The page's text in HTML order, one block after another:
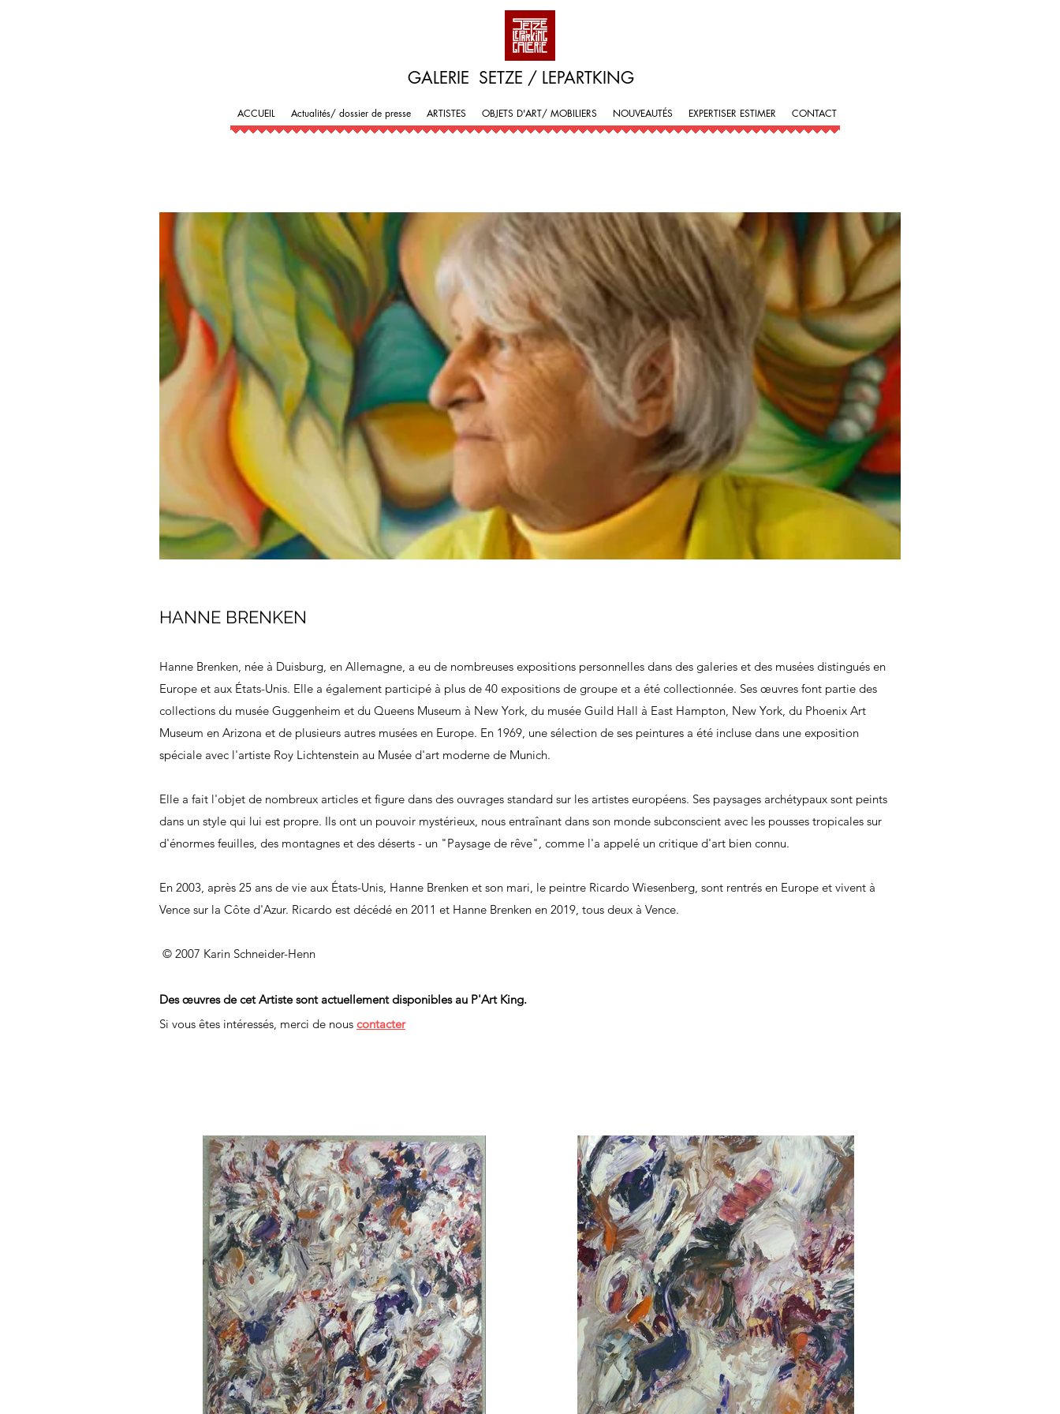
ACCUEIL Actualités/ dossier de presse ARTISTES OBJETS D'ART/ MOBILIERS NOUVEAUTÉS EXPERTISER ESTIMER CONTACT
GALERIE SETZE / LEPARTKING
HANNE BRENKEN
Hanne Brenken, née à Duisburg, en Allemagne, a eu de nombreuses expositions personnelles dans des galeries et des musées distingués en
Europe et aux États-Unis. Elle a également participé à plus de 40 expositions de groupe et a été collectionnée. Ses œuvres font partie des
collections du musée Guggenheim et du Queens Museum à New York, du musée Guild Hall à East Hampton, New York, du Phoenix Art
Museum en Arizona et de plusieurs autres musées en Europe. En 1969, une sélection de ses peintures a été incluse dans une exposition
spéciale avec l'artiste Roy Lichtenstein au Musée d'art moderne de Munich.
Elle a fait l'objet de nombreux articles et figure dans des ouvrages standard sur les artistes européens. Ses paysages archétypaux sont peints
dans un style qui lui est propre. Ils ont un pouvoir mystérieux, nous entraînant dans son monde subconscient avec les pousses tropicales sur
d'énormes feuilles, des montagnes et des déserts - un "Paysage de rêve", comme l'a appelé un critique d'art bien connu.
En 2003, après 25 ans de vie aux États-Unis, Hanne Brenken et son mari, le peintre Ricardo Wiesenberg, sont rentrés en Europe et vivent à
Vence sur la Côte d'Azur. Ricardo est décédé en 2011 et Hanne Brenken en 2019, tous deux à Vence.
© 2007 Karin Schneider-Henn
Des œuvres de cet Artiste sont actuellement disponibles au P'Art King.
Si vous êtes intéressés, merci de nous contacter